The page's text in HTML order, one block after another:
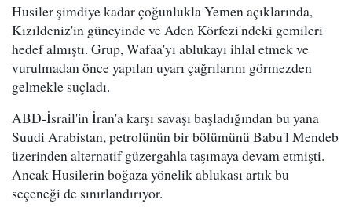
Husiler şimdiye kadar çoğunlukla Yemen açıklarında,
Kızıldeniz'in güneyinde ve Aden Körfezi'ndeki gemileri
hedef almıştı. Grup, Wafaa'yı ablukayı ihlal etmek ve
vurulmadan önce yapılan uyarı çağrılarını görmezden
gelmekle suçladı.
ABD-İsrail'in İran'a karşı savaşı başladığından bu yana
Suudi Arabistan, petrolünün bir bölümünü Babu'l Mendeb
üzerinden alternatif güzergahla taşımaya devam etmişti.
Ancak Husilerin boğaza yönelik ablukası artık bu
seçeneği de sınırlandırıyor.